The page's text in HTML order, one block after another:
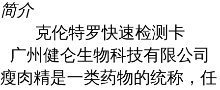
简介
克伦特罗快速检测卡
广州健仑生物科技有限公司
瘦肉精是一类药物的统称，任